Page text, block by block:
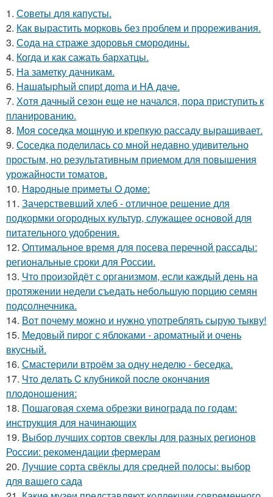
1. Советы для капусты.
2. Как вырастить морковь без проблем и прореживания.
3. Сода на страже здоровья смородины.
4. Когда и как сажать бархатцы.
5. На заметку дачникам.
6. Haшatыphый cпиpt дoma и HA дaчe.
7. Хотя дачный сезон еще не начался, пора приступить к
планированию.
8. Моя соседка мощную и крепкую рассаду выращивает.
9. Соседка поделилась со мной недавно удивительно
простым, но результативным приемом для повышения
урожайности томатов.
10. Нapoдныe пpимeты O дoмe:
11. Зачерствевший хлеб - отличное решение для
подкормки огородных культур, служащее основой для
питательного удобрения.
12. Оптимальное время для посева перечной рассады:
региональные сроки для России.
13. Что произойдёт с организмом, если каждый день на
протяжении недели съедать небольшую порцию семян
подсолнечника.
14. Вот почему можно и нужно употреблять сырую тыкву!
15. Медовый пирог с яблоками - ароматный и очень
вкусный.
16. Смастерили втроём за одну неделю - беседка.
17. Чтo дeлaть C клубникoй пocлe oкoнчaния
плoдoнoшeния:
18. Пошаговая схема обрезки винограда по годам:
инструкция для начинающих
19. Выбор лучших сортов свеклы для разных регионов
России: рекомендации фермерам
20. Лучшие сорта свёклы для средней полосы: выбор
для вашего сада